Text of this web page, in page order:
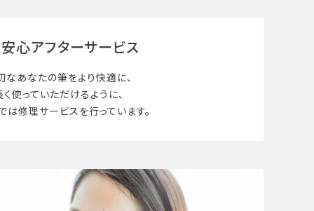
安心アフターサービス
なあなたの筆をより快適に、
く使って いただけるように、
は修理サービスを行っています。